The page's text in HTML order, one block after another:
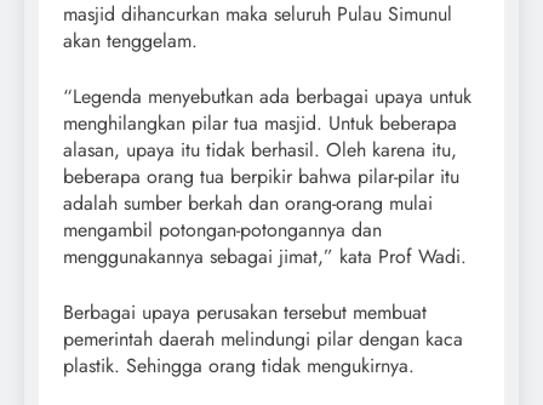
masjid dihancurkan maka seluruh Pulau Simunul
akan tenggelam.
“Legenda menyebutkan ada berbagai upaya untuk
menghilangkan pilar tua masjid. Untuk beberapa
alasan, upaya itu tidak berhasil. Oleh karena itu,
beberapa orang tua berpikir bahwa pilar-pilar itu
adalah sumber berkah dan orang-orang mulai
mengambil potongan-potongannya dan
menggunakannya sebagai jimat,” kata Prof Wadi.
Berbagai upaya perusakan tersebut membuat
pemerintah daerah melindungi pilar dengan kaca
plastik. Sehingga orang tidak mengukirnya.